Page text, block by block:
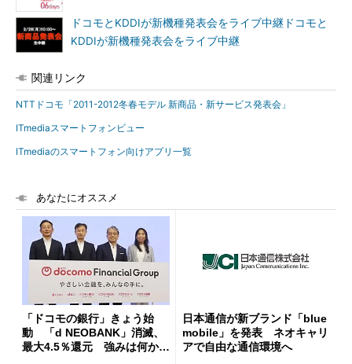
ドコモとKDDIが新機種発表会をライブ中継ドコモと
KDDIが新機種発表会をライブ中継
関連リンク
NTTドコモ「2011-2012冬春モデル 新商品・新サービス発表会」
ITmediaスマートフォンビュー
ITmediaのスマートフォン向けアプリ一覧
あなたにオススメ
「ドコモの銀行」きょう始
動 「d NEOBANK」消滅、
最大4.5％還元 強みは何か解
日本通信が新ブランド「blue
mobile」を発表 ネオキャリ
アで自由な通信環境へ